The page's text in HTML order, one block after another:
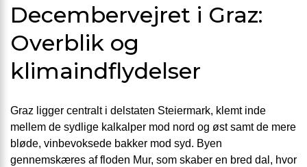
Decembervejret i Graz:
Overblik og
klimaindflydelser
Graz ligger centralt i delstaten Steiermark, klemt inde
mellem de sydlige kalkalper mod nord og øst samt de mere
bløde, vinbevoksede bakker mod syd. Byen
gennemskæres af floden Mur, som skaber en bred dal, hvor